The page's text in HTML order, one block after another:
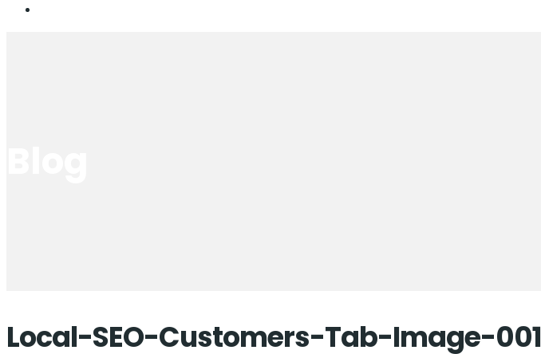
Local-SEO-Customers-Tab-Image-001